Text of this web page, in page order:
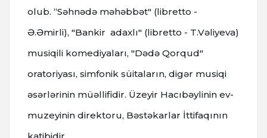
olub. “Səhnədə məhəbbət" (libretto -
Ə.Əmirli), "Bankir adaxlı" (libretto - T.Vəliyeva)
musiqili komediyaları, "Dədə Qorqud"
oratoriyası, simfonik süitaların, digər musiqi
əsərlərinin müəllifidir. Üzeyir Hacıbəylinin ev-
muzeyinin direktoru, Bəstəkarlar İttifaqının